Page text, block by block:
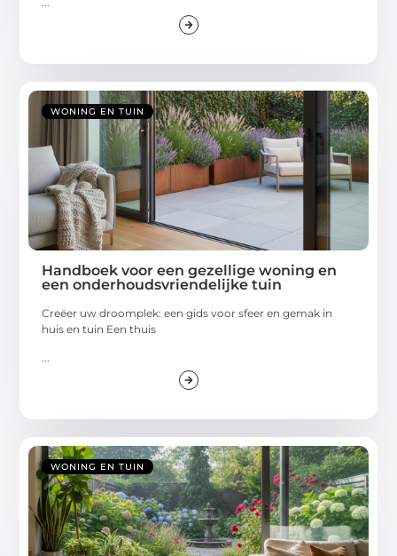
WONING EN TUIN
Handboek voor een gezellige woning en
een onderhoudsvriendelijke tuin
Creëer uw droomplek: een gids voor sfeer en gemak in
huis en tuin Een thuis
...
WONING EN TUIN